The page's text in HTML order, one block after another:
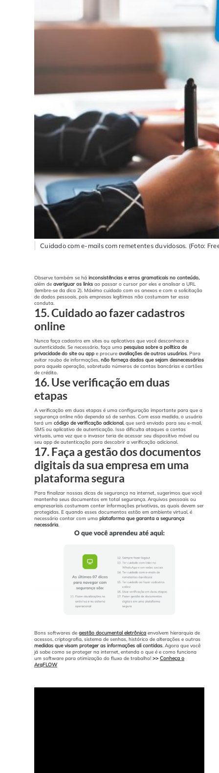
Cuidado com e-mails com remetentes duvidosos. (Foto:
Observe também se há inconsistências e erros gramaticais no conteúdo,
além de averiguar os links ao passar o cursor por eles e analisar a URL
(lembre-se da dica 2). Máximo cuidado com os anexos e com a solicitação
de dados pessoais, pois empresas legítimas não costumam ter essa
conduta.
15. Cuidado ao fazer cadastros
online
Nunca faça cadastro em sites ou aplicativos que você desconhece a
autenticidade. Se necessário, faça uma pesquisa sobre a política de
privacidade do site ou app e procure avaliações de outros usuários Para
evitar roubo de informações, não forneça dados que sejam desnecessários
para aquela operação, sobretudo números de contas bancárias e cartões
de crédito.
16. Use verificação em duas
etapas
A verificação em duas etapas é uma configuração importante para que a
segurança online não dependa só de senhas. Com essa medida, o usuário
terá um código de verificação adicional , que será enviado para seu e-mail,
SMS ou aplicativo de autenticação. Isso dificulta ataques a contas
virtuais, uma vez que o invasor teria de acessar seu dispositivo móvel ou
seu app de autenticação para descobrir a verificação adicional.
17. Faça a gestão dos documentos
digitais da sua empresa em uma
plataforma segura
Para finalizar nossas dicas de segurança na internet, sugerimos que você
mantenha seus documentos em total segurança. Arquivos pessoais ou
empresariais costumam conter informações privativas, as quais devem ser
protegidas. E quando esses documentos estão em ambiente virtual, é
necessário contar com uma plataforma que garanta a segurança
necessária
Bons softwares de gestão documental eletrônica envolvem hierarquia de
acessos, criptografia, sistema de senhas, histórico de alterações e outras
medidas que visam proteger as informações ali contidas. Agora que você
já sabe como se proteger na internet, entenda o que é e como funciona
um software para otimização do fluxo de trabalho! >> Conheça o
ArqFLOW